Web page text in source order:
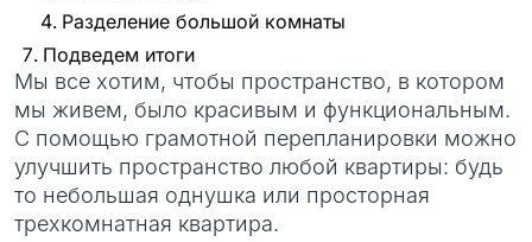
Разделение большой комнаты
Подведем итоги
Мы все хотим, чтобы пространство, в котором
мы живем, было красивым и функциональным.
С помощью грамотной перепланировки можно
улучшить пространство любой квартиры: будь
то небольшая однушка или просторная
трехкомнатная квартира.